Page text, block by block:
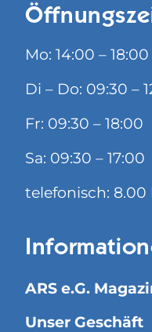
Mo: 14:00 – 18:00
Di – Do: 09:30 –
Fr: 09:30 – 18:00
Sa: 09:30 – 17:00
telefonisch: 8.00
ARS e.G.
Unser Geschäft